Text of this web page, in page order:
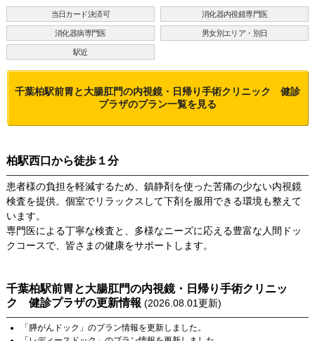
当日カード決済可 消化器内視鏡専門医
消化器病専門医 男女別エリア・別日
駅近
千葉柏駅前胃と大腸肛門の内視鏡・日帰り手術クリニック 健診
プラザのプラン一覧を見る
柏駅西口から徒歩１分
患者様の負担を軽減するため、鎮静剤を使った苦痛の少ない内視鏡
検査を提供。個室でリラックスして下剤を服用できる環境も整えて
います。
専門医による丁寧な検査と、多様なニーズに応える豊富な人間ドッ
クコースで、皆さまの健康をサポートします。
千葉柏駅前胃と大腸肛門の内視鏡・日帰り手術クリニッ
ク 健診プラザの更新情報 (2026.08.01更新)
「 膵がんドック 」のプラン情報を更新しました。